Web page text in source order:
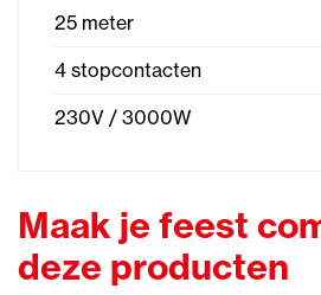
25 meter
4 stopcontacten
230V / 3000W
Maak je feest
deze producten